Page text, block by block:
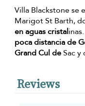
Villa Blackstone se
Marigot St Barth,
en aguas cristal
poca distancia de
Grand Cul deSac y
Reviews